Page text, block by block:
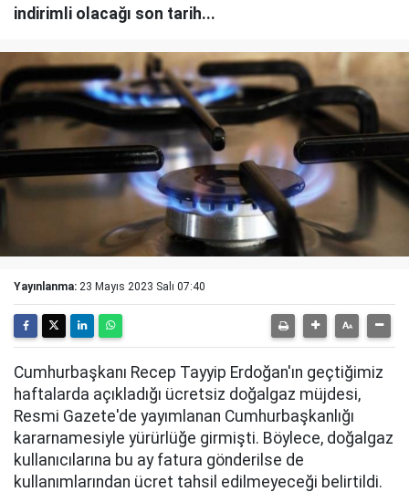
indirimli olacağı son tarih...
Yayınlanma: 23 Mayıs 2023 Salı 07:40
Cumhurbaşkanı Recep Tayyip Erdoğan'ın geçtiğimiz
haftalarda açıkladığı ücretsiz doğalgaz müjdesi,
Resmi Gazete'de yayımlanan Cumhurbaşkanlığı
kararnamesiyle yürürlüğe girmişti. Böylece, doğalgaz
kullanıcılarına bu ay fatura gönderilse de
kullanımlarından ücret tahsil edilmeyeceği belirtildi.